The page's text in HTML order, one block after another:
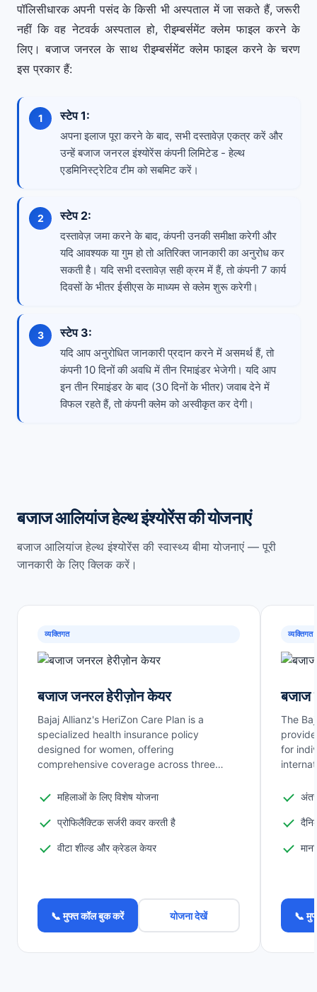
पॉलिसीधारक अपनी पसंद के किसी भी अस्पताल में जा सकते हैं, जरूरी
नहीं कि वह नेटवर्क अस्पताल हो, रीइम्बर्समेंट क्लेम फाइल करने के
लिए। बजाज जनरल के साथ रीइम्बर्समेंट क्लेम फाइल करने के चरण
इस प्रकार हैं:
स्टेप 1:
अपना इलाज पूरा करने के बाद, सभी दस्तावेज़ एकत्र करें और
उन्हें बजाज जनरल इंश्योरेंस कंपनी लिमिटेड - हेल्थ
एडमिनिस्ट्रेटिव टीम को सबमिट करें।
स्टेप 2:
दस्तावेज़ जमा करने के बाद, कंपनी उनकी समीक्षा करेगी और
यदि आवश्यक या गुम हो तो अतिरिक्त जानकारी का अनुरोध कर
सकती है। यदि सभी दस्तावेज़ सही क्रम में हैं, तो कंपनी 7 कार्य
दिवसों के भीतर ईसीएस के माध्यम से क्लेम शुरू करेगी।
स्टेप 3:
यदि आप अनुरोधित जानकारी प्रदान करने में असमर्थ हैं, तो
कंपनी 10 दिनों की अवधि में तीन रिमाइंडर भेजेगी। यदि आप
इन तीन रिमाइंडर के बाद (30 दिनों के भीतर) जवाब देने में
विफल रहते हैं, तो कंपनी क्लेम को अस्वीकृत कर देगी।
बजाज आलियांज हेल्थ इंश्योरेंस की योजनाएं
बजाज आलियांज हेल्थ इंश्योरेंस की स्वास्थ्य बीमा योजनाएं — पूरी
जानकारी के लिए क्लिक करें।
व्यक्तिगत
बजाज जनरल हेरीज़ोन केयर
Bajaj Allianz's HeriZon Care Plan is a
specialized health insurance policy
designed for women, offering
comprehensive coverage across three…
महिलाओं के लिए विशेष योजना
प्रोफिलैक्टिक सर्जरी कवर करती है
वीटा शील्ड और क्रेडल केयर
📞 मुफ्त कॉल बुक करें योजना देखें
व्यक्तिगत
बजाज
The
for
📞